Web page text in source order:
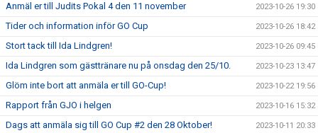
Anmäl er till Judits Pokal 4 den 11 november 2023-10-26 19:30
Tider och information inför GO Cup 2023-10-26 18:42
Stort tack till Ida Lindgren! 2023-10-26 09:45
Ida Lindgren som gästtränare nu på onsdag den 25/10. 2023-10-23 13:47
Glöm inte bort att anmäla er till GO-Cup! 2023-10-22 19:56
Rapport från GJO i helgen 2023-10-16 15:32
Dags att anmäla sig till GO Cup #2 den 28 Oktober! 2023-10-11 20:33